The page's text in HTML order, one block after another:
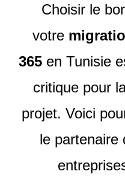
Choisir le
votre
365 en Tunisie
critique pour
projet. Voici
le partenaire